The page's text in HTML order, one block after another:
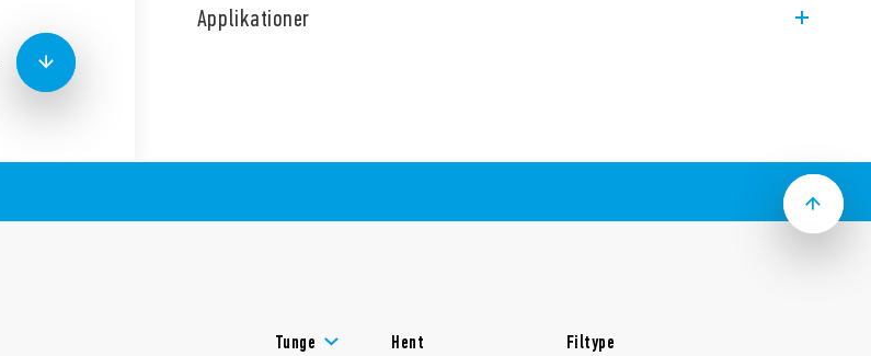
udstyret med en fast følsomhed på 150 kΩ, en fast
udløsningsforsinkelse på 1s, med påfyldnings- eller
Styring af ca. et enkelt niveau eller mellem Min / Max niveauer
Applikationer
Tunge Hent Filtype